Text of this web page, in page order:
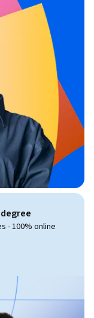
- 100% online